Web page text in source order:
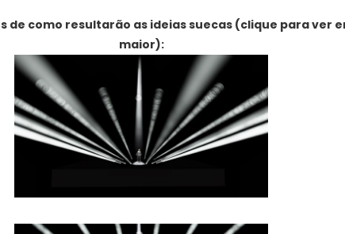
de como resultarão as ideias suecas (clique para ver
maior):